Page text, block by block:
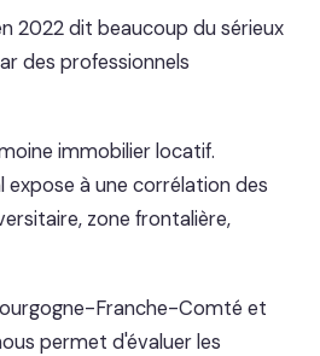
2022 dit beaucoup du sérieux
des professionnels
immobilier locatif.
à une corrélation des
zone frontalière,
Franche-Comté et
permet d'évaluer les